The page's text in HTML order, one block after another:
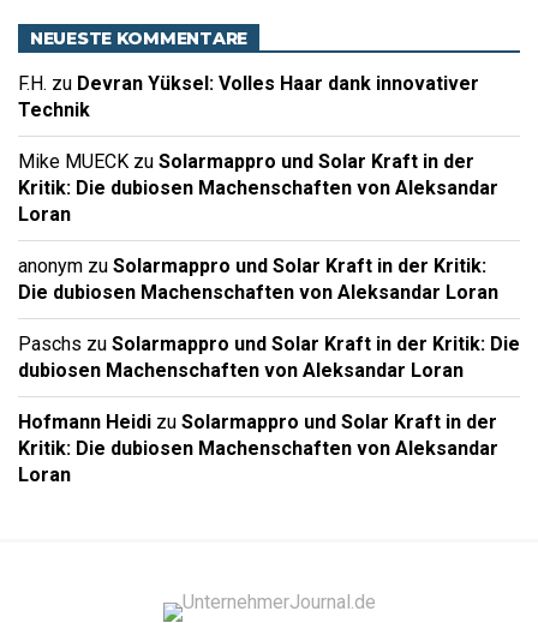
NEUESTE KOMMENTARE
F.H. zu Devran Yüksel: Volles Haar dank innovativer
Technik
Mike MUECK zu Solarmappro und Solar Kraft in der
Kritik: Die dubiosen Machenschaften von Aleksandar
Loran
anonym zu Solarmappro und Solar Kraft in der Kritik:
Die dubiosen Machenschaften von Aleksandar Loran
Paschs zu Solarmappro und Solar Kraft in der Kritik: Die
dubiosen Machenschaften von Aleksandar Loran
Hofmann Heidi zu Solarmappro und Solar Kraft in der
Kritik: Die dubiosen Machenschaften von Aleksandar
Loran